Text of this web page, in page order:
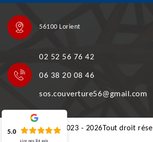
56100 Lorient
02 52 56 76 42
06 38 20 08 46
sos.couverture56@gmail.com
©2023 - 2026Tout droit
5.0
Lire nos84 avis